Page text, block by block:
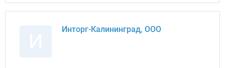
Инторг-Калининград, ООО